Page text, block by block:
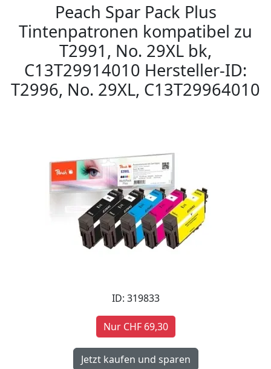
Peach Spar Pack Plus
Tintenpatronen kompatibel zu
T2991, No. 29XL bk,
C13T29914010 Hersteller-ID:
T2996, No. 29XL, C13T29964010
ID: 319833
Nur CHF 69,30